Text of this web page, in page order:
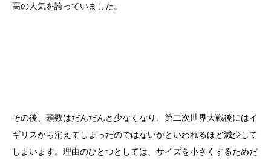
高の人気を誇っていました。
その後、頭数はだんだんと少なくなり、第二次世界大戦後にはイ
ギリスから消えてしまったのではないかといわれるほど減少して
しまいます。理由のひとつとしては、サイズを小さくするためだ